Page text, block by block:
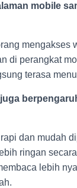
mobile
mengakses
di perangkat
terasa
dan mudah
ringan
lebih